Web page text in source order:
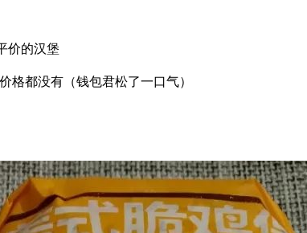
价的汉堡
格都没有（钱包君松了一口气）